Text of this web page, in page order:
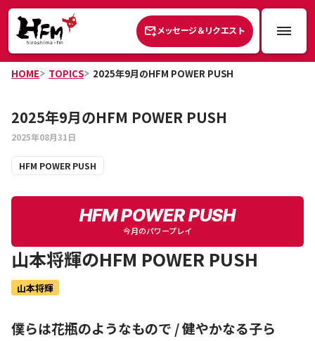
メッセージ＆リクエスト
HOME TOPICS 2025年9月のHFM POWER PUSH
2025年9月のHFM POWER PUSH
2025年08月31日
HFM POWER PUSH
HFM POWER PUSH
今月のパワープレイ
山本将輝のHFM POWER PUSH
山本将輝
僕らは花瓶のようなもので /健やかなる子ら